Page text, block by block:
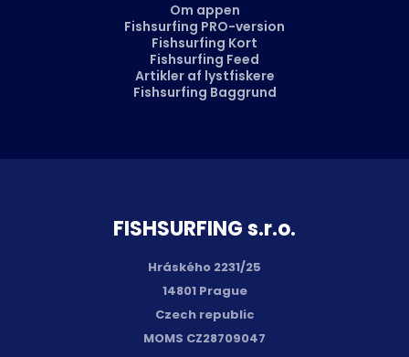
FISH­SURFING s.r.o.
Hráského 2231/25
14801 Prague
Czech republic
MOMS CZ28709047
Om appen
Fishsurfing PRO-version
Fishsurfing Kort
Fishsurfing Feed
Artikler af lystfiskere
Fishsurfing Baggrund